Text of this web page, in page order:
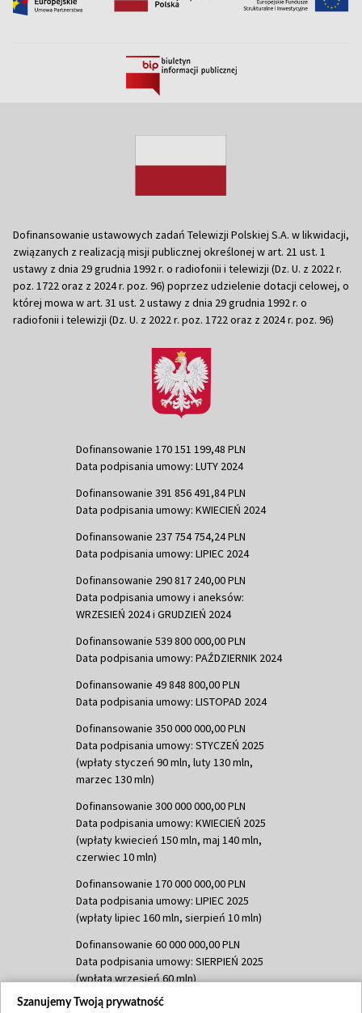
Dofinansowanie ustawowych zadań Telewizji Polskiej S.A. w likwidacji,
związanych z realizacją misji publicznej określonej w art. 21 ust. 1
ustawy z dnia 29 grudnia 1992 r. o radiofonii i telewizji (Dz. U. z 2022 r.
poz. 1722 oraz z 2024 r. poz. 96) poprzez udzielenie dotacji celowej, o
której mowa w art. 31 ust. 2 ustawy z dnia 29 grudnia 1992 r. o
radiofonii i telewizji (Dz. U. z 2022 r. poz. 1722 oraz z 2024 r. poz. 96)
Dofinansowanie 170 151 199,48 PLN
Data podpisania umowy: LUTY 2024
Dofinansowanie 391 856 491,84 PLN
Data podpisania umowy: KWIECIEŃ 2024
Dofinansowanie 237 754 754,24 PLN
Data podpisania umowy: LIPIEC 2024
Dofinansowanie 290 817 240,00 PLN
Data podpisania umowy i aneksów:
WRZESIEŃ 2024 i GRUDZIEŃ 2024
Dofinansowanie 539 800 000,00 PLN
Data podpisania umowy: PAŹDZIERNIK 2024
Dofinansowanie 49 848 800,00 PLN
Data podpisania umowy: LISTOPAD 2024
Dofinansowanie 350 000 000,00 PLN
Data podpisania umowy: STYCZEŃ 2025
(wpłaty styczeń 90 mln, luty 130 mln,
marzec 130 mln)
Dofinansowanie 300 000 000,00 PLN
Data podpisania umowy: KWIECIEŃ 2025
(wpłaty kwiecień 150 mln, maj 140 mln,
czerwiec 10 mln)
Dofinansowanie 170 000 000,00 PLN
Data podpisania umowy: LIPIEC 2025
(wpłaty lipiec 160 mln, sierpień 10 mln)
Dofinansowanie 60 000 000,00 PLN
Data podpisania umowy: SIERPIEŃ 2025
(wpłata wrzesień 60 mln)
Dofinansowanie 635 783 051,21 PLN
Szanujemy Twoją prywatność